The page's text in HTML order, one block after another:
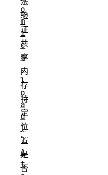
验
证
共
享
内
存
特
定
位
置
是
否
o
m
i
c
s
.
l
o
a
d
(
)
A
t